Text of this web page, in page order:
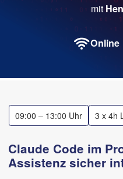
mit
Online
09:00 – 13:00 Uhr 3 x 4h
Claude Code im
Assistenz sicher